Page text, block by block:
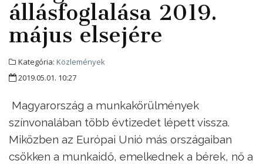
állásfoglalása 2019.
május elsejére
Kategória: Közlemények
2019.05.01. 10:27
Magyarország a munkakörülmények
színvonalában több évtizedet lépett vissza.
Miközben az Európai Unió más országaiban
csökken a munkaidő, emelkednek a bérek, nő a